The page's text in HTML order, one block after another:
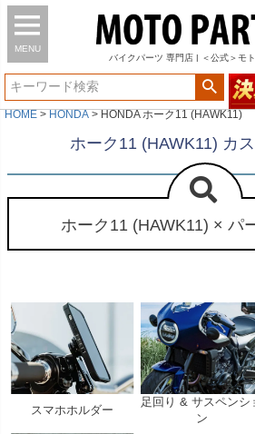
MENU
バイク パーツ 専門店 | ＜公式＞モ
HOME HONDA HONDA ホーク11 (HAWK11)
ホーク11 (HAWK11) カ
ホーク11 (HAWK11) × パ
スマホホルダー
足回り & サスペンシ
ン